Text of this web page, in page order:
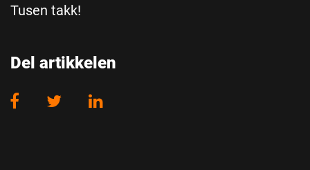
Tusen takk!
Del artikkelen